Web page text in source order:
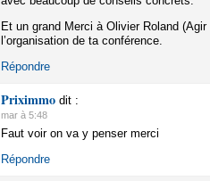
Et un grand Merci à Olivier Roland
l’organisation de ta conférence.
Répondre
Priximmo dit :
mar à 5:48
Faut voir on va y penser merci
Répondre